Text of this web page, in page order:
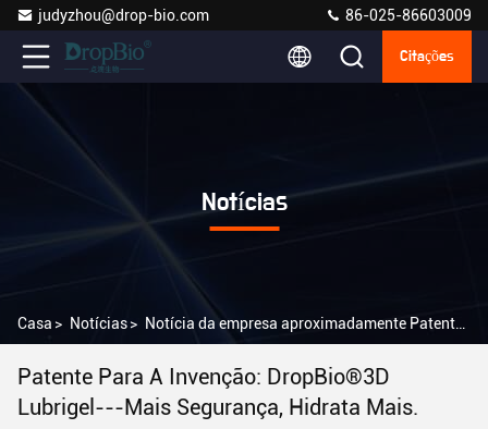
judyzhou@drop-bio.com 86-025-86603009
Citações
Notícias
Casa > Notícias> Notícia da empresa aproximadamente Patente para a invenção: DropBio®3D Lubrigel---mais segurança, hidrata mais.
Patente Para A Invenção: DropBio®3D
Lubrigel---Mais Segurança, Hidrata Mais.